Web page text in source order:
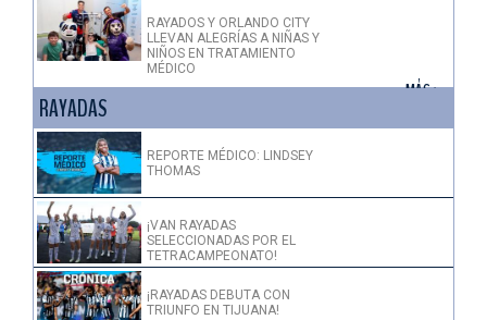
RAYADOS Y ORLANDO CITY
LLEVAN ALEGRÍAS A NIÑAS Y
NIÑOS EN TRATAMIENTO
MÉDICO
+ MÁS >
RAYADAS
REPORTE MÉDICO: LINDSEY
THOMAS
¡VAN RAYADAS
SELECCIONADAS POR EL
TETRACAMPEONATO!
¡RAYADAS DEBUTA CON
TRIUNFO EN TIJUANA!